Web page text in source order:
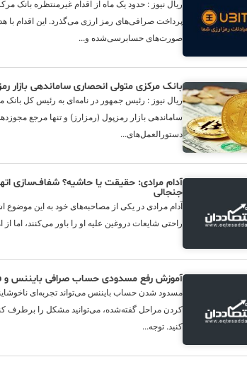
ریال نیوز : حدود یک ماه از اقدام غیرمنتظره بانک
پرداخت صرافی‌های رمز ارزی می‌گذرد. این اقدام
صورت‌های حسابرسی‌شده و...
بانک مرکزی متولی انحصاری ساماندهی بازار
ریال نیوز : رئیس جمهور در نامه‌ای به رئیس کل بانک
ساماندهی بازار رمزپول (رمزارز) و تنها مرجع
دستورالعمل‌های...
آدام مرادی: حقیقت یا حاشیه؟ شفاف‌سازی
جنجالی
آدام مرادی در یکی از مصاحبه‌های خود به این موضوع
راحتی شایعات دروغین علیه او را باور می‌کنند، اما
آموزش رفع مسدودی حساب صرافی بایننس و
مسدود شدن حساب بایننس می‌تواند تجربه‌ای
کردن مراحل گفته‌شده، می‌توانید مشکل را برطرف
کنید. توجه...